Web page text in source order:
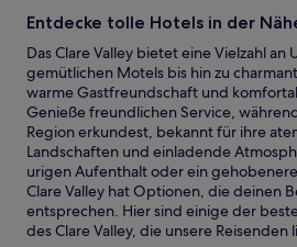
Entdecke tolle Hotels in der
Das Clare Valley bietet eine Vielzahl
gemütlichen Motels bis hin zu
warme Gastfreundschaft und
Genieße freundlichen Service,
Region erkundest, bekannt für ihre
Landschaften und einladende
urigen Aufenthalt oder ein
Clare Valley hat Optionen, die deinen
entsprechen. Hier sind einige der
des Clare Valley, die unsere Reisenden